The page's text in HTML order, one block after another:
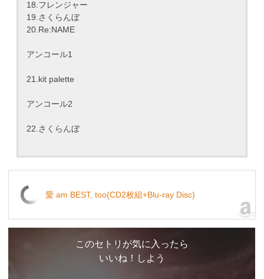
18.フレンジャー
19.さくらんぼ
20.Re:NAME
アンコール1
21.kit palette
アンコール2
22.さくらんぼ
愛 am BEST, too(CD2枚組+Blu-ray Disc)
このセトリが気に入ったら
いいね！しよう